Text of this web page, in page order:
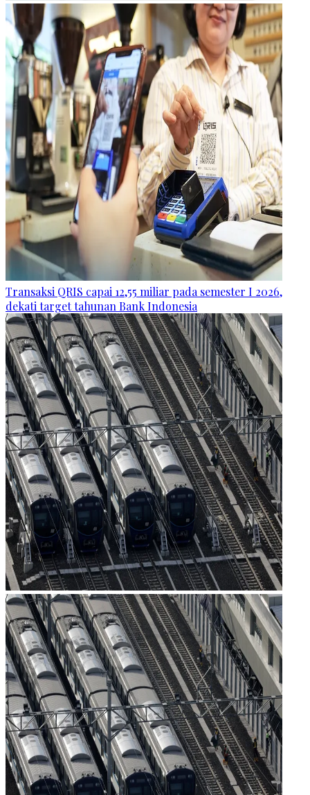
Transaksi QRIS capai 12,55 miliar pada semester I 2026,
dekati target tahunan Bank Indonesia